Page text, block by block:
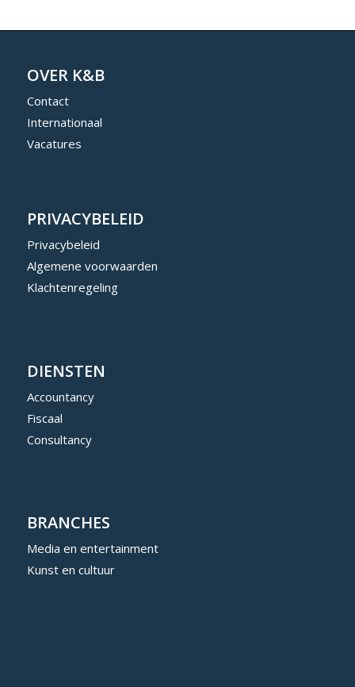
OVER K&B
Contact
Internationaal
Vacatures
PRIVACYBELEID
Privacybeleid
Algemene voorwaarden
Klachtenregeling
DIENSTEN
Accountancy
Fiscaal
Consultancy
BRANCHES
Media en entertainment
Kunst en cultuur